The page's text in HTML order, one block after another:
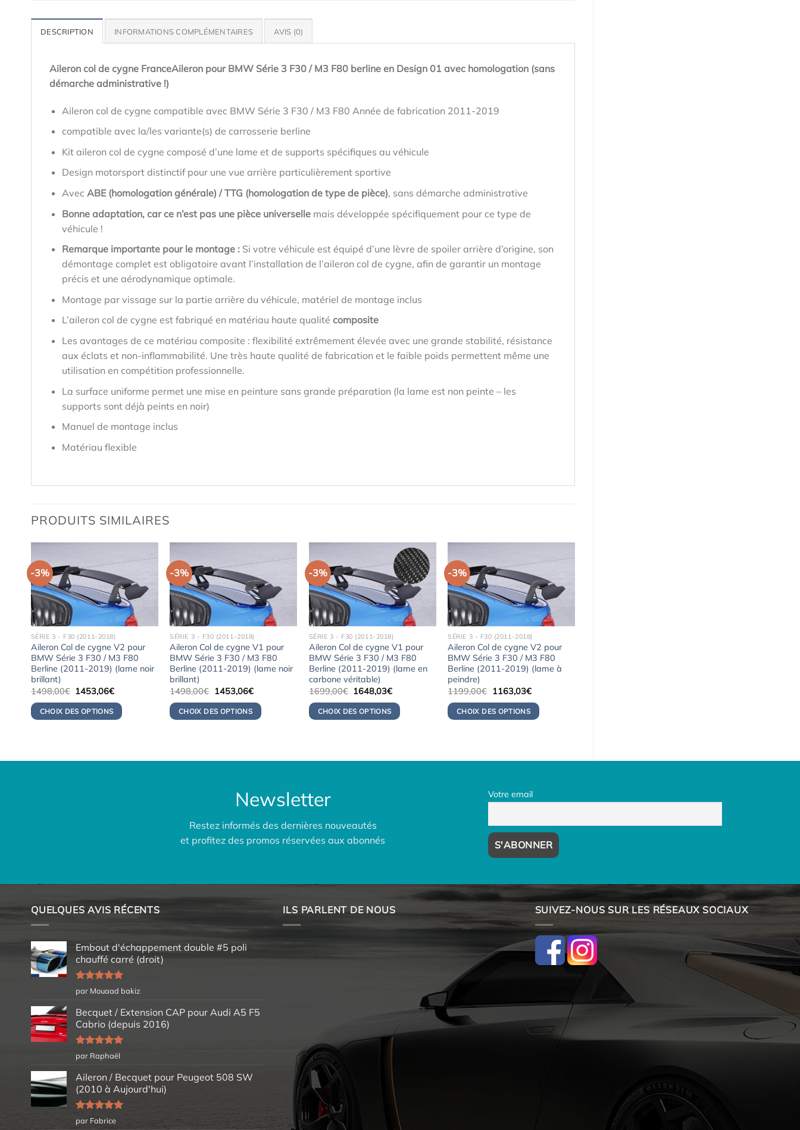
DESCRIPTION INFORMATIONS COMPLÉMENTAIRES AVIS (0)
Aileron col de cygne FranceAileron pour BMW Série 3 F30 / M3 F80 berline en Design 01 avec homologation (sans
démarche administrative !)
Aileron col de cygne compatible avec BMW Série 3 F30 / M3 F80 Année de fabrication 2011-2019
compatible avec la/les variante(s) de carrosserie berline
Kit aileron col de cygne composé d’une lame et de supports spécifiques au véhicule
Design motorsport distinctif pour une vue arrière particulièrement sportive
Avec ABE (homologation générale) / TTG (homologation de type de pièce), sans démarche administrative
Bonne adaptation, car ce n’est pas une pièce universellemais développée spécifiquement pour ce type de
véhicule !
Remarque importante pour le montage : Si votre véhicule est équipé d’une lèvre de spoiler arrière d’origine, son
démontage complet est obligatoire avant l’installation de l’aileron col de cygne, afin de garantir un montage
précis et une aérodynamique optimale.
Montage par vissage sur la partie arrière du véhicule, matériel de montage inclus
L’aileron col de cygne est fabriqué en matériau haute qualité composite
Les avantages de ce matériau composite : flexibilité extrêmement élevée avec une grande stabilité, résistance
aux éclats et non-inflammabilité. Une très haute qualité de fabrication et le faible poids permettent même une
utilisation en compétition professionnelle.
La surface uniforme permet une mise en peinture sans grande préparation (la lame est non peinte – les
supports sont déjà peints en noir)
Manuel de montage inclus
Matériau flexible
PRODUITS SIMILAIRES
-3%
SÉRIE 3 - F30 (2011-2018)
Aileron Col de cygne V2 pour
BMW Série 3 F30 / M3 F80
Berline (2011-2019) (lame noir
brillant)
1498,00€ Le
initial
était :
1453,06€Le
actuel
est :
CHOIX DES OPTIONS
-3%
SÉRIE 3 - F30 (2011-2018)
Aileron Col de cygne V1 pour
BMW Série 3 F30 / M3 F80
Berline (2011-2019) (lame noir
brillant)
1498,00€ Le
initial
était :
1453,06€Le
actuel
est :
CHOIX DES OPTIONS
-3%
SÉRIE 3 - F30 (2011-2018)
Aileron Col de cygne V1 pour
BMW Série 3 F30 / M3 F80
Berline (2011-2019) (lame en
carbone véritable)
1699,00€ Le
initial
était :
1648,03€Le
actuel
est :
CHOIX DES OPTIONS
-3%
SÉRIE 3 - F30 (2011-2018)
Aileron Col de cygne V2 pour
BMW Série 3 F30 / M3 F80
Berline (2011-2019) (lame à
peindre)
1199,00€ Le
initial
était :
1163,03€Le
actuel
est :
CHOIX DES OPTIONS
Newsletter
Restez informés des dernières nouveautés
et profitez des promos réservées aux abonnés
Votre email
QUELQUES AVIS RÉCENTS
Embout d'échappement double #5 poli
chauffé carré (droit)
Note5sur
5
par Mouaad bakiz
Becquet / Extension CAP pour Audi A5 F5
Cabrio (depuis 2016)
Note5sur
5
par Raphaël
Aileron / Becquet pour Peugeot 508 SW
(2010 à Aujourd'hui)
Note5sur
par Fabrice
ILS PARLENT DE NOUS SUIVEZ-NOUS SUR LES RÉSEAUX SOCIAUX